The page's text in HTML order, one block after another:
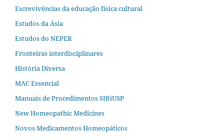
Escrevivências da educação física cultural
Estudos da Ásia​
Estudos do NEPER
Fronteiras interdisciplinares
História Diversa
MAC Essencial
Manuais de Procedimentos SIBiUSP
New Homeopathic Medicines
Novos Medicamentos Homeopáticos